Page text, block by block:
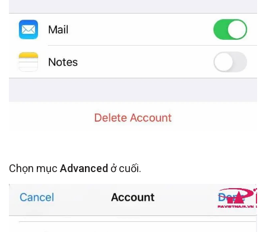
Chọn mục Advancedở cuối.